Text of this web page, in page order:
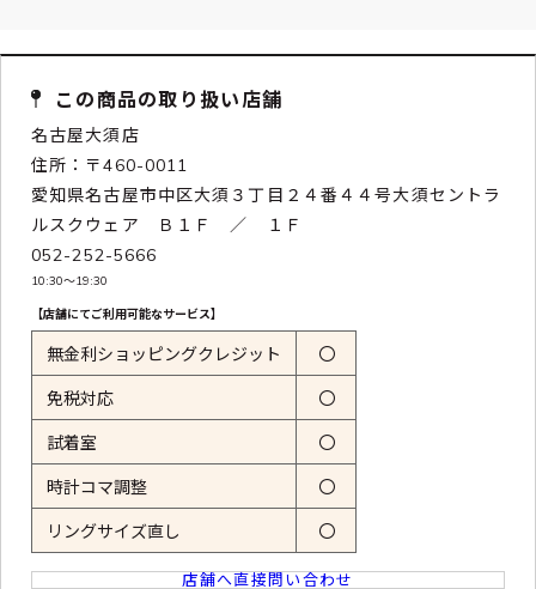
この商品の取り扱い店舗
名古屋大須店
住所：〒460-0011
愛知県名古屋市中区大須３丁目２４番４４号大須セントラ
ルスクウェア Ｂ１Ｆ ／ １Ｆ
052-252-5666
10:30〜19:30
【店舗にてご利用可能なサービス】
無金利ショッピングクレジット 〇
免税対応 〇
試着室 〇
時計コマ調整 〇
リングサイズ直し 〇
店舗へ直接問い合わせ